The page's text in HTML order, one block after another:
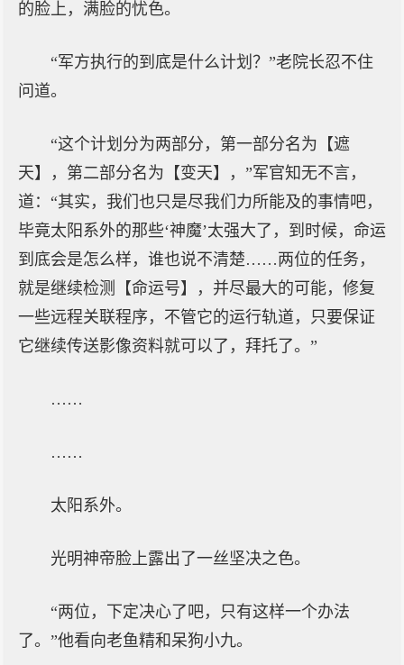
的脸上，满脸的忧色。
“军方执行的到底是什么计划？”老院长忍不住
问道。
“这个计划分为两部分，第一部分名为【遮
天】，第二部分名为【变天】，”军官知无不言，
道：“其实，我们也只是尽我们力所能及的事情吧，
毕竟太阳系外的那些‘神魔’太强大了，到时候，命运
到底会是怎么样，谁也说不清楚……两位的任务，
就是继续检测【命运号】，并尽最大的可能，修复
一些远程关联程序，不管它的运行轨道，只要保证
它继续传送影像资料就可以了，拜托了。”
……
……
太阳系外。
光明神帝脸上露出了一丝坚决之色。
“两位，下定决心了吧，只有这样一个办法
了。”他看向老鱼精和呆狗小九。